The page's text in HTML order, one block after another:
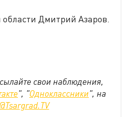
области Дмитрий Азаров.
свои наблюдения,
", "Одноклассники", на